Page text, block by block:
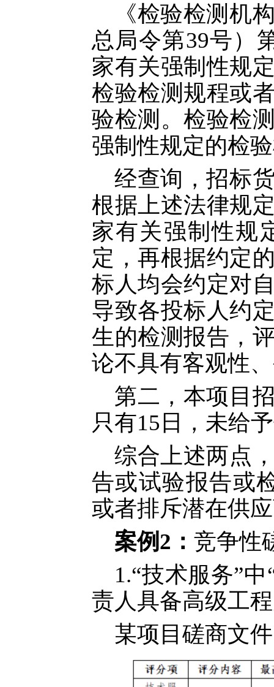
《检验检测机
总局令第39号）
家有关强制性规
检验检测规程或
验检测。检验检
强制性规定的检
经查询，招标
根据上述法律规
家有关强制性规
定，再根据约定
标人均会约定对
导致各投标人约
生的检测报告，
论不具有客观性
第二，本项目
只有15日，未给
综合上述两点
告或试验报告或
或者排斥潜在供
案例2 ：竞争性
1.“技术服务”
责人具备高级工
某项目磋商文